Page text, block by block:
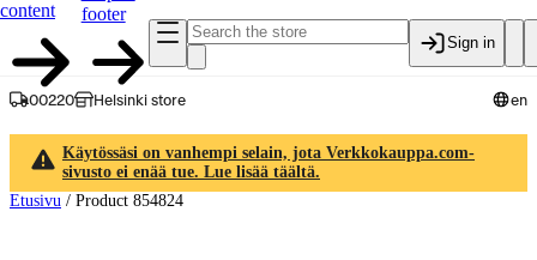
content
footer
Sign in
00220 Helsinki store en
Käytössäsi on vanhempi selain, jota Verkkokauppa.com-
sivusto ei enää tue. Lue lisää täältä.
Etusivu / Product 854824